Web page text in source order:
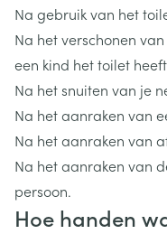
Na gebruik van het
Na het verschonen
een kind het toilet
Na het snuiten van je
Na het aanraken van
Na het aanraken van
Na het aanraken van
persoon.
Hoe handen